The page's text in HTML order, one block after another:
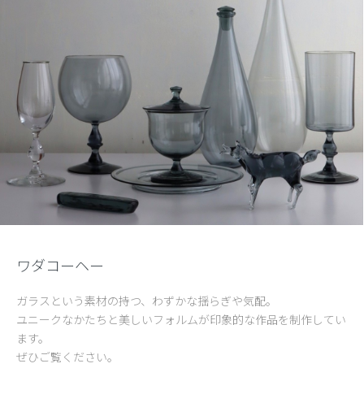
ワダコーヘー
ガラスという素材の持つ、わずかな揺らぎや気配。
ユニークなかたちと美しいフォルムが印象的な作品を制作してい
ます。
ぜひご覧ください。